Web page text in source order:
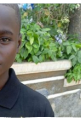
Een paar
aanvraag
door
van de
Bauchi. Na
naar een
Haar